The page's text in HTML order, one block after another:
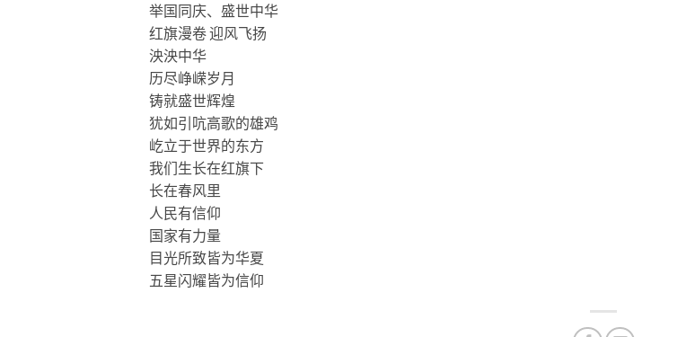
举国同庆、盛世中华
红旗漫卷 迎风飞扬
泱泱中华
历尽峥嵘岁月
铸就盛世辉煌
犹如引吭高歌的雄鸡
屹立于世界的东方
我们生长在红旗下
长在春风里
人民有信仰
国家有力量
目光所致皆为华夏
五星闪耀皆为信仰